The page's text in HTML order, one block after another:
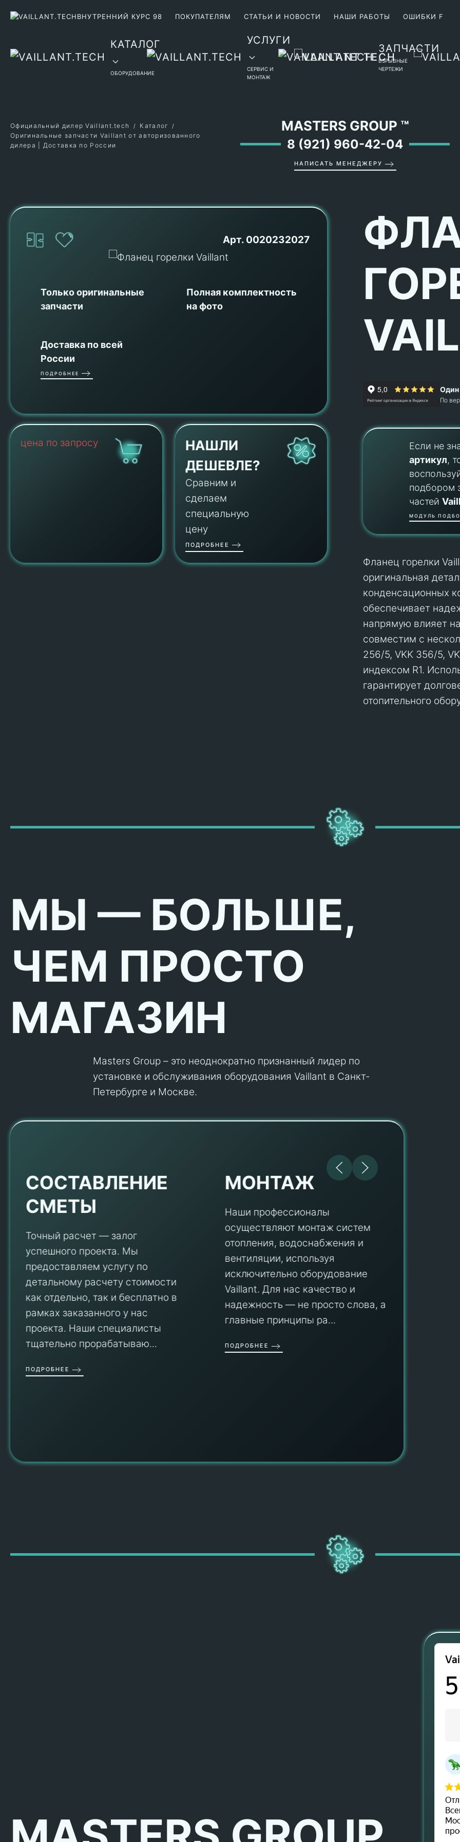
ВНУТРЕННИЙ КУРС 98 ПОКУПАТЕЛЯМ СТАТЬИ И НОВОСТИ НАШИ РАБОТЫ ОШИБКИ F
КАТАЛОГ
ОБОРУДОВАНИЕ
УСЛУГИ
СЕРВИС И
МОНТАЖ
ЗАПЧАСТИ
ВЗРЫВНЫЕ
ЧЕРТЕЖИ
MASTERS GROUP ™
8 (921) 960-42-04
НАПИСАТЬ МЕНЕДЖЕРУ
Официальный дилер Vaillant.tech
Каталог
Оригинальные запчасти Vaillant от авторизованного
дилера | Доставка по России
Арт. 0020232027
Только оригинальные
запчасти
Полная комплектность
на фото
Доставка по всей
России
ПОДРОБНЕЕ
цена по запросу
НАШЛИ
ДЕШЕВЛЕ?
Сравним и
сделаем
специальную
цену
ПОДРОБНЕЕ
Один
По
Если не
артикул,
подбором
частей
МОДУЛЬ
Фланец горелки
оригинальная
конденсационных
обеспечивает
напрямую влияет
совместим с
256/5, VKK 356/5,
индексом R1.
гарантирует
отопительного
МЫ — БОЛЬШЕ,
ЧЕМ ПРОСТО
МАГАЗИН
Masters Group – это неоднократно признанный лидер по
установке и обслуживания оборудования Vaillant в Санкт-
Петербурге и Москве.
СОСТАВЛЕНИЕ
СМЕТЫ
Точный расчет — залог
успешного проекта. Мы
предоставляем услугу по
детальному расчету стоимости
как отдельно, так и бесплатно в
рамках заказанного у нас
проекта. Наши специалисты
тщательно прорабатываю...
ПОДРОБНЕЕ
МОНТАЖ
Наши профессионалы
осуществляют монтаж систем
отопления, водоснабжения и
вентиляции, используя
исключительно оборудование
Vaillant. Для нас качество и
надежность — не просто слова, а
главные принципы ра...
ПОДРОБНЕЕ